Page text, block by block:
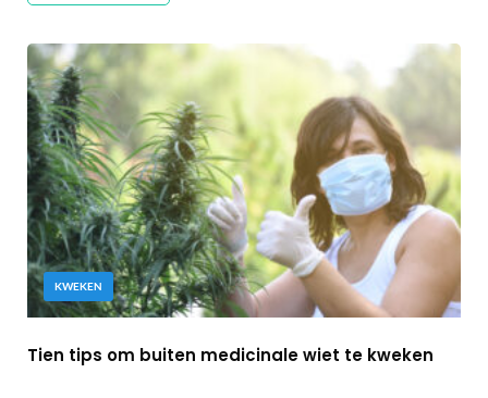
KWEKEN
Tien tips om buiten medicinale wiet te kweken